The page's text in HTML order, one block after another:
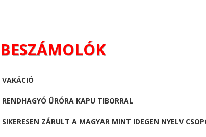
BESZÁMOLÓK
VAKÁCIÓ
RENDHAGYÓ ŰRÓRA KAPU TIBORRAL
SIKERESEN ZÁRULT A MAGYAR MINT IDEGEN NYELV